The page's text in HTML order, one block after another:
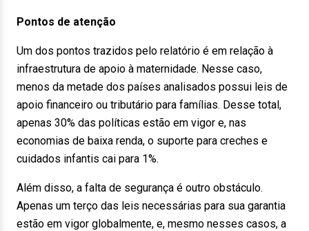
Pontos de atenção
Um dos pontos trazidos pelo relatório é em relação à
infraestrutura de apoio à maternidade. Nesse caso,
menos da metade dos países analisados possui leis de
apoio financeiro ou tributário para famílias. Desse total,
apenas 30% das políticas estão em vigor e, nas
economias de baixa renda, o suporte para creches e
cuidados infantis cai para 1%.
Além disso, a falta de segurança é outro obstáculo.
Apenas um terço das leis necessárias para sua garantia
estão em vigor globalmente, e, mesmo nesses casos, a